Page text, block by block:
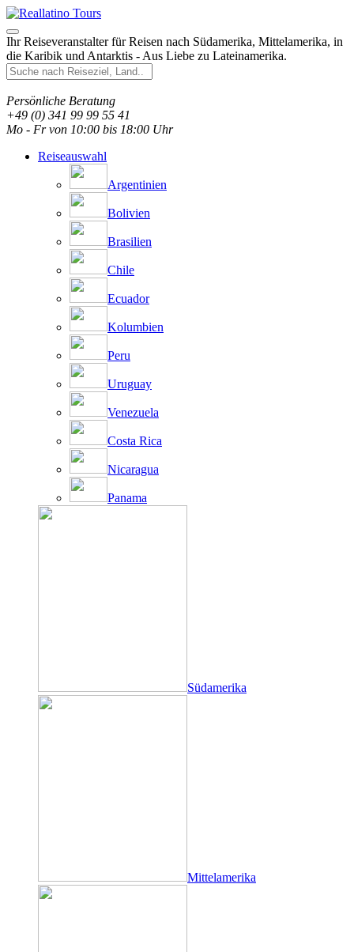
Ihr Reiseveranstalter für Reisen nach Südamerika, Mittelamerika, in
die Karibik und Antarktis - Aus Liebe zu Lateinamerika.
Persönliche Beratung
+49 (0) 341 99 99 55 41
Mo - Fr von 10:00 bis 18:00 Uhr
Reiseauswahl
Argentinien
Bolivien
Brasilien
Chile
Ecuador
Kolumbien
Peru
Uruguay
Venezuela
Costa Rica
Nicaragua
Panama
Südamerika
Mittelamerika